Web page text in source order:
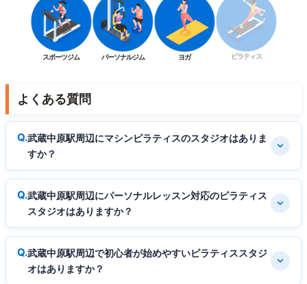
スポーツジム パーソナルジム ヨガ ピラティス
よくある質問
武蔵中原駅周辺にマシンピラティスのスタジオはありま
すか？
武蔵中原駅周辺にパーソナルレッスン対応のピラティス
スタジオはありますか？
武蔵中原駅周辺で初心者が始めやすいピラティススタジ
オはありますか？